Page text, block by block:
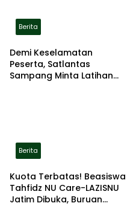
Berita
Demi Keselamatan
Peserta, Satlantas
Sampang Minta Latihan
Berita
Kuota Terbatas! Beasiswa
Tahfidz NU Care-LAZISNU
Jatim Dibuka, Buruan